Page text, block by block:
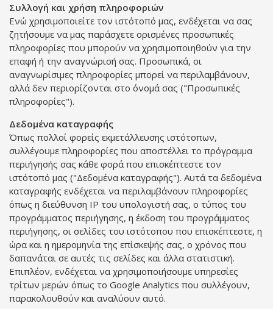
Συλλογή και χρήση πληροφοριών
Ενώ χρησιμοποιείτε τον ιστότοπό μας, ενδέχεται να σας
ζητήσουμε να μας παράσχετε ορισμένες προσωπικές
πληροφορίες που μπορούν να χρησιμοποιηθούν για την
επαφή ή την αναγνώρισή σας. Προσωπικά, οι
αναγνωρίσιμες πληροφορίες μπορεί να περιλαμβάνουν,
αλλά δεν περιορίζονται στο όνομά σας ("Προσωπικές
πληροφορίες").
Δεδομένα καταγραφής
Όπως πολλοί φορείς εκμετάλλευσης ιστότοπων,
συλλέγουμε πληροφορίες που αποστέλλει το πρόγραμμα
περιήγησής σας κάθε φορά που επισκέπτεστε τον
ιστότοπό μας ("Δεδομένα καταγραφής"). Αυτά τα δεδομένα
καταγραφής ενδέχεται να περιλαμβάνουν πληροφορίες
όπως η διεύθυνση IP του υπολογιστή σας, ο τύπος του
προγράμματος περιήγησης, η έκδοση του προγράμματος
περιήγησης, οι σελίδες του ιστότοπου που επισκέπτεστε, η
ώρα και η ημερομηνία της επίσκεψής σας, ο χρόνος που
δαπανάται σε αυτές τις σελίδες και άλλα στατιστική.
Επιπλέον, ενδέχεται να χρησιμοποιήσουμε υπηρεσίες
τρίτων μερών όπως το Google Analytics που συλλέγουν,
παρακολουθούν και αναλύουν αυτό.